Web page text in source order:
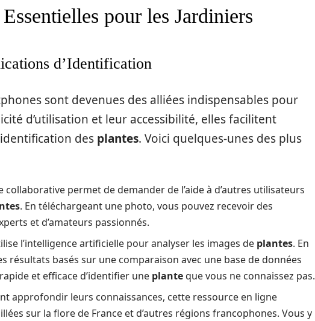
pour les Jardiniers
d’Identification
sont devenues des alliées indispensables pour
d’utilisation et leur accessibilité, elles facilitent
des plantes. Voici quelques-unes des plus
collaborative permet de demander de l’aide à d’autres utilisateurs
. En téléchargeant une photo, vous pouvez recevoir des
et d’amateurs passionnés.
l’intelligence artificielle pour analyser les images de plantes. En
résultats basés sur une comparaison avec une base de données
et efficace d’identifier une planteque vous ne connaissez pas.
approfondir leurs connaissances, cette ressource en ligne
sur la flore de France et d’autres régions francophones. Vous y